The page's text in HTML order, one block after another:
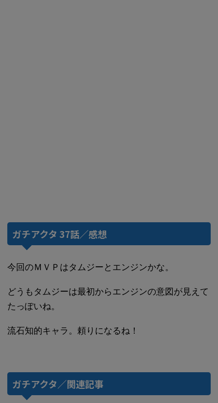
ガチアクタ 37話／感想
今回のＭＶＰはタムジーとエンジンかな。
どうもタムジーは最初からエンジンの意図が見えて
たっぽいね。
流石知的キャラ。頼りになるね！
ガチアクタ／関連記事